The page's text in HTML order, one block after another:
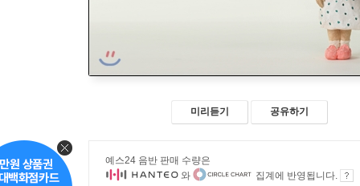
미리듣기 공유하기
예스24 음반 판매 수량은
와
집계에 반영됩니다.